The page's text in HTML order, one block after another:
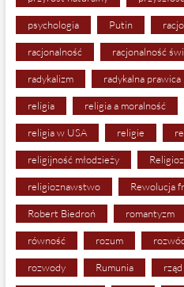
psychologia Putin
racjonalność racjonalność
radykalizm radykalna prawica
religia religia a moralność
religia w USA religie
religijność młodzieży
religioznawstwo Rewolucja
Robert Biedroń romantyzm
równość rozum
rozwody Rumunia rząd